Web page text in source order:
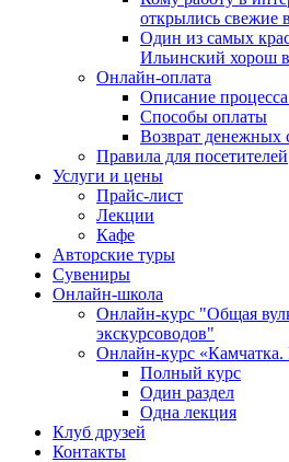
открылись свежие
Один из самых
Ильинский хорош
Онлайн-оплата
Описание
Способы оплаты
Возврат денежных
Правила для посетителей
Услуги и цены
Прайс-лист
Лекции
Кафе
Авторские туры
Сувениры
Онлайн-школа
Онлайн-курс "Общая
экскурсоводов"
Онлайн-курс «Камчатка.
Полный курс
Один раздел
Одна лекция
Клуб друзей
Контакты